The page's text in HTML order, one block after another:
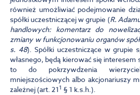
również umożliwiać podejmowanie
spółki uczestniczącej w grupie (R.
handlowych: komentarz do
zmiany w funkcjonowaniu organów
s. 48). Spółki uczestniczące w grupie
własnego, będą kierować się interesem
to do pokrzywdzenia
mniejszościowych albo akcjonariuszy
zależnej (art. 211 § 1 k.s.h.).